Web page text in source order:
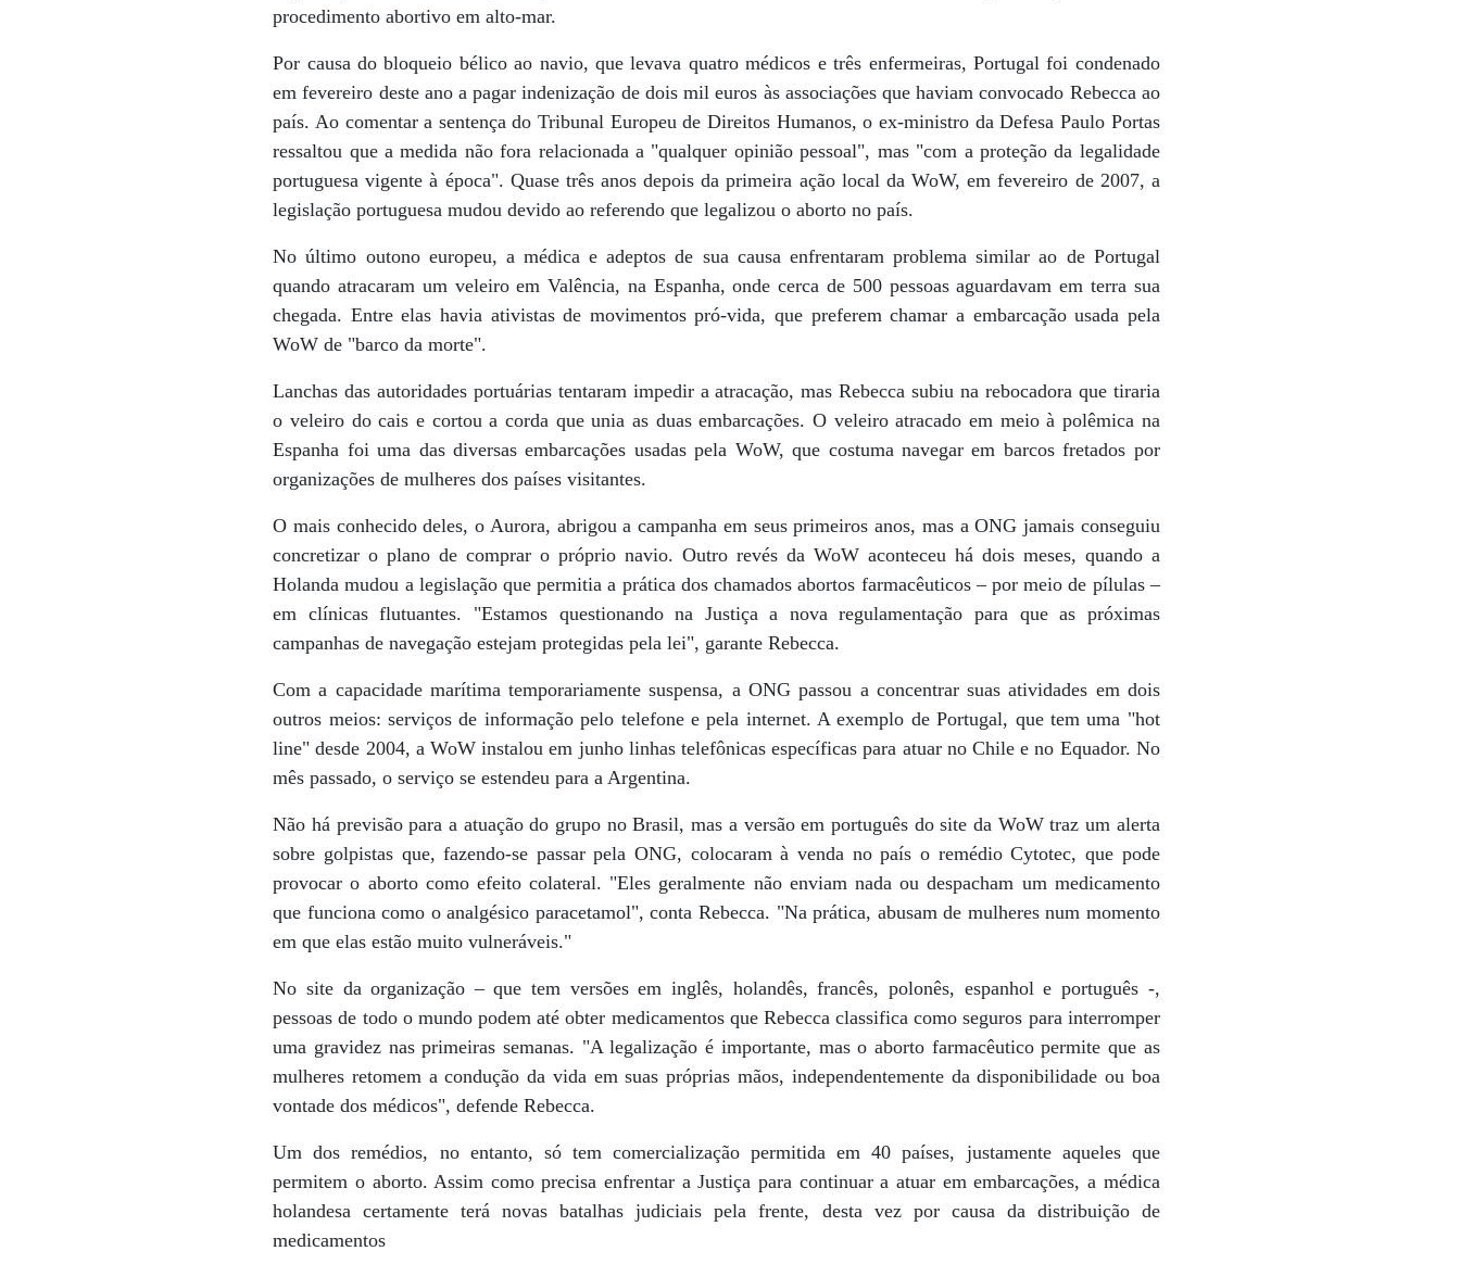
procedimento abortivo em alto-mar.
Por causa do bloqueio bélico ao navio, que levava quatro médicos e três enfermeiras, Portugal foi condenado
em fevereiro deste ano a pagar indenização de dois mil euros às associações que haviam convocado Rebecca ao
país. Ao comentar a sentença do Tribunal Europeu de Direitos Humanos, o ex-ministro da Defesa Paulo Portas
ressaltou que a medida não fora relacionada a "qualquer opinião pessoal", mas "com a proteção da legalidade
portuguesa vigente à época". Quase três anos depois da primeira ação local da WoW, em fevereiro de 2007, a
legislação portuguesa mudou devido ao referendo que legalizou o aborto no país.
No último outono europeu, a médica e adeptos de sua causa enfrentaram problema similar ao de Portugal
quando atracaram um veleiro em Valência, na Espanha, onde cerca de 500 pessoas aguardavam em terra sua
chegada. Entre elas havia ativistas de movimentos pró-vida, que preferem chamar a embarcação usada pela
WoW de "barco da morte".
Lanchas das autoridades portuárias tentaram impedir a atracação, mas Rebecca subiu na rebocadora que tiraria
o veleiro do cais e cortou a corda que unia as duas embarcações. O veleiro atracado em meio à polêmica na
Espanha foi uma das diversas embarcações usadas pela WoW, que costuma navegar em barcos fretados por
organizações de mulheres dos países visitantes.
O mais conhecido deles, o Aurora, abrigou a campanha em seus primeiros anos, mas a ONG jamais conseguiu
concretizar o plano de comprar o próprio navio. Outro revés da WoW aconteceu há dois meses, quando a
Holanda mudou a legislação que permitia a prática dos chamados abortos farmacêuticos – por meio de pílulas –
em clínicas flutuantes. "Estamos questionando na Justiça a nova regulamentação para que as próximas
campanhas de navegação estejam protegidas pela lei", garante Rebecca.
Com a capacidade marítima temporariamente suspensa, a ONG passou a concentrar suas atividades em dois
outros meios: serviços de informação pelo telefone e pela internet. A exemplo de Portugal, que tem uma "hot
line" desde 2004, a WoW instalou em junho linhas telefônicas específicas para atuar no Chile e no Equador. No
mês passado, o serviço se estendeu para a Argentina.
Não há previsão para a atuação do grupo no Brasil, mas a versão em português do site da WoW traz um alerta
sobre golpistas que, fazendo-se passar pela ONG, colocaram à venda no país o remédio Cytotec, que pode
provocar o aborto como efeito colateral. "Eles geralmente não enviam nada ou despacham um medicamento
que funciona como o analgésico paracetamol", conta Rebecca. "Na prática, abusam de mulheres num momento
em que elas estão muito vulneráveis."
No site da organização – que tem versões em inglês, holandês, francês, polonês, espanhol e português -,
pessoas de todo o mundo podem até obter medicamentos que Rebecca classifica como seguros para interromper
uma gravidez nas primeiras semanas. "A legalização é importante, mas o aborto farmacêutico permite que as
mulheres retomem a condução da vida em suas próprias mãos, independentemente da disponibilidade ou boa
vontade dos médicos", defende Rebecca.
Um dos remédios, no entanto, só tem comercialização permitida em 40 países, justamente aqueles que
permitem o aborto. Assim como precisa enfrentar a Justiça para continuar a atuar em embarcações, a médica
holandesa certamente terá novas batalhas judiciais pela frente, desta vez por causa da distribuição de
medicamentos